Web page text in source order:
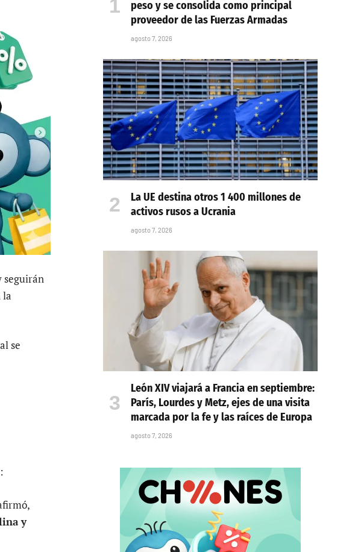
seguirán
la
se
y
peso y se consolida como principal
proveedor de las Fuerzas Armadas
agosto 7, 2026
La UE destina otros 1 400 millones de
activos rusos a Ucrania
agosto 7, 2026
León XIV viajará a Francia en septiembre:
París, Lourdes y Metz, ejes de una visita
marcada por la fe y las raíces de Europa
agosto 7, 2026